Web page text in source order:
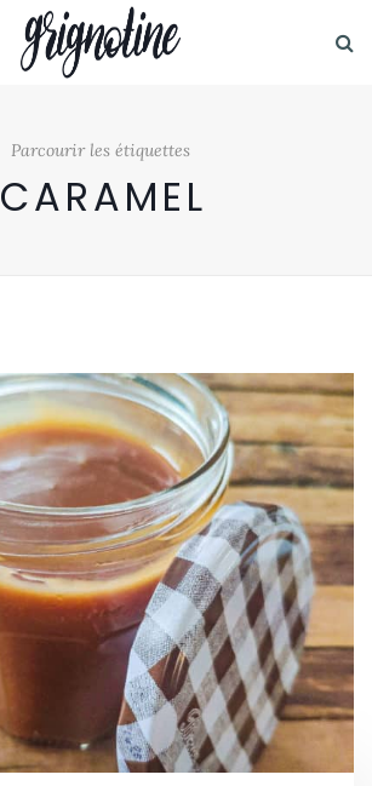
Parcourir les étiquettes
CARAMEL